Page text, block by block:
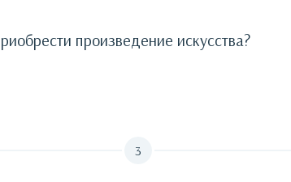
произведение искусства?